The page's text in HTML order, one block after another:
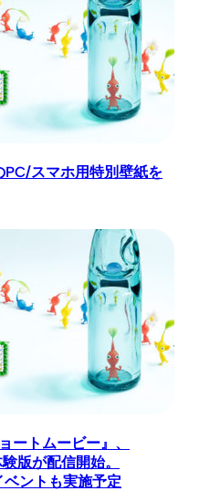
スマホ用特別壁紙を
ートムービー』、
版が配信開始。
ントも実施予定